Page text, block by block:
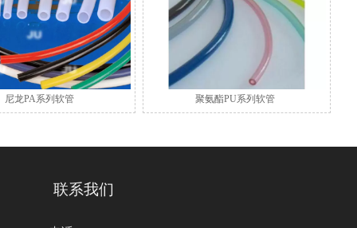
尼龙PA系列软管 聚氨酯PU系列软管
联系我们